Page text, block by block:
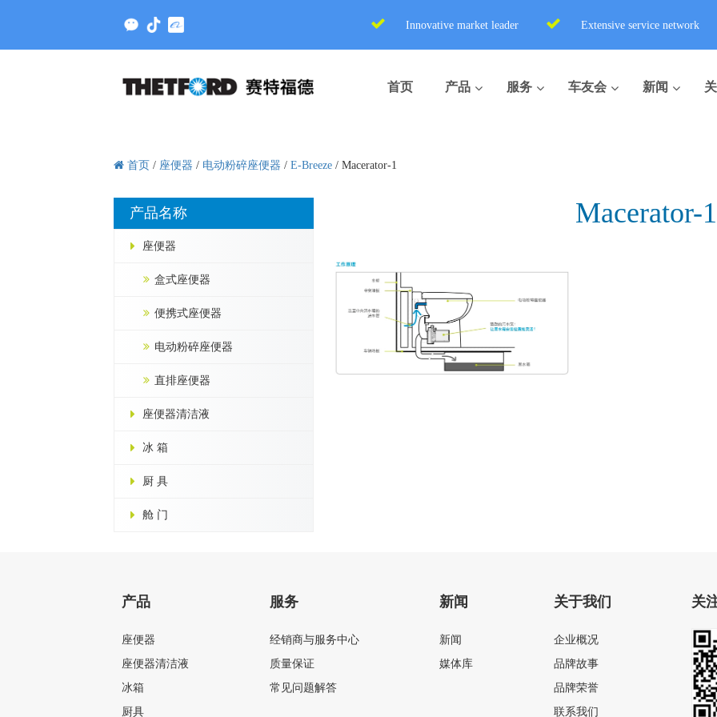
Innovative market leader Extensive service network
首页 产品 服务 车友会 新闻
首页 / 座便器 / 电动粉碎座便器 / E-Breeze / Macerator-1
产品名称
座便器
盒式座便器
便携式座便器
电动粉碎座便器
直排座便器
座便器清洁液
冰 箱
厨 具
舱 门
Macerator-1
产品
座便器
座便器清洁液
冰箱
厨具
服务
经销商与服务中心
质量保证
常见问题解答
新闻
新闻
媒体库
关于我们
企业概况
品牌故事
品牌荣誉
联系我们
关